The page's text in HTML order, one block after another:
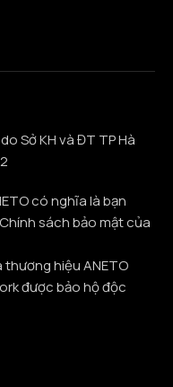
Sở KH và ĐT TP Hà
có nghĩa là bạn
sách bảo mật của
thương hiệu ANETO
được bảo hộ độc